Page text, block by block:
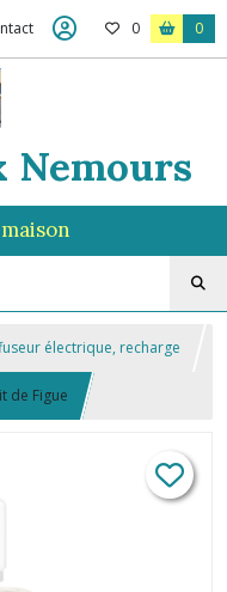
0 0
Nemours
électrique, recharge
de Figue